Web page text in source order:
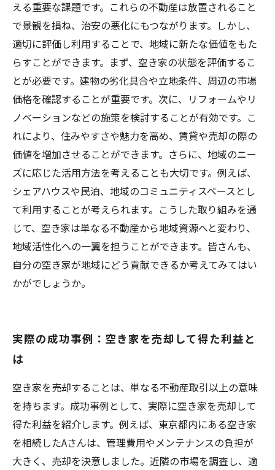
える重要な課題です。これらの不動産は放置されること
で景観を損ね、治安の悪化にもつながります。しかし、
適切に評価し利用することで、地域に新たな価値をもた
らすことができます。まず、空き家の状態を評価するこ
とが必要です。建物の劣化具合や立地条件、周辺の市場
価格を確認することが重要です。次に、リフォームやリ
ノベーションなどの施策を検討することが有効です。こ
れにより、住みやすさや魅力を高め、賃貸や売却の際の
価値を増加させることができます。さらに、地域のニー
ズに応じた活用方法を考えることも大切です。例えば、
シェアハウスや民泊、地域のコミュニティスペースとし
て利用することが考えられます。こうした取り組みを通
じて、空き家は単なる不動産から地域資源へと変わり、
地域活性化への一翼を担うことができます。皆さんも、
自分の空き家が地域にどう貢献できるか考えてみてはい
かがでしょうか。
実際の成功事例：空き家を売却して得た利益と
は
空き家を売却することは、単なる不動産取引以上の意味
を持ちます。成功事例として、実際に空き家を売却して
得た利益を紹介します。例えば、東京都内にある空き家
を相続したAさんは、管理費用やメンテナンスの負担が
大きく、売却を決意しました。近隣の市場を調査し、適